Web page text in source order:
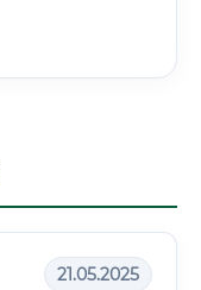
21.05.2025